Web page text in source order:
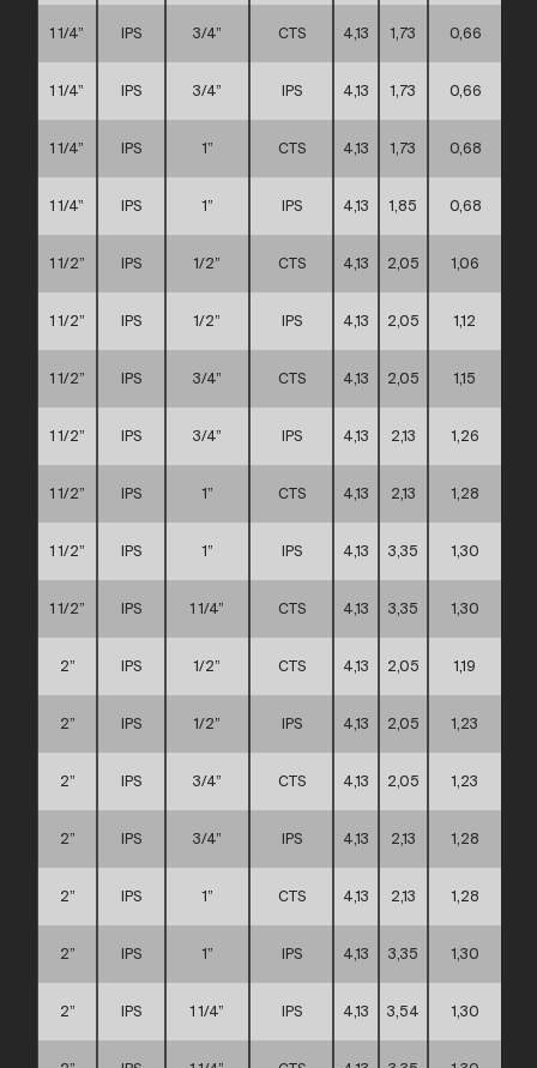
1 1/4” IPS 3/4” CTS 4,13 1,73 0,66
1 1/4” IPS 3/4” IPS 4,13 1,73 0,66
1 1/4” IPS 1” CTS 4,13 1,73 0,68
1 1/4” IPS 1” IPS 4,13 1,85 0,68
1 1/2” IPS 1/2” CTS 4,13 2,05 1,06
1 1/2” IPS 1/2” IPS 4,13 2,05 1,12
1 1/2” IPS 3/4” CTS 4,13 2,05 1,15
1 1/2” IPS 3/4” IPS 4,13 2,13 1,26
1 1/2” IPS 1” CTS 4,13 2,13 1,28
1 1/2” IPS 1” IPS 4,13 3,35 1,30
1 1/2” IPS 1 1/4” CTS 4,13 3,35 1,30
2” IPS 1/2” CTS 4,13 2,05 1,19
2” IPS 1/2” IPS 4,13 2,05 1,23
2” IPS 3/4” CTS 4,13 2,05 1,23
2” IPS 3/4” IPS 4,13 2,13 1,28
2” IPS 1” CTS 4,13 2,13 1,28
2” IPS 1” IPS 4,13 3,35 1,30
2” IPS 1 1/4” IPS 4,13 3,54 1,30